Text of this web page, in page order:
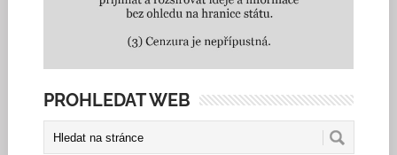
PROHLEDAT WEB